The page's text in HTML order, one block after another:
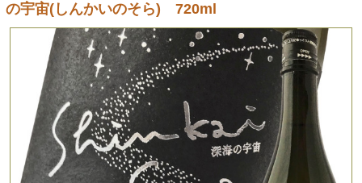
の宇宙(しんかいのそら) 720ml